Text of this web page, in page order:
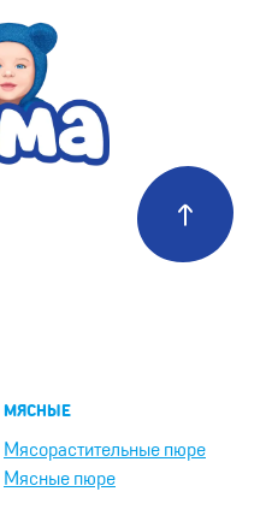
МЯСНЫЕ
Мясорастительные пюре
Мясные пюре